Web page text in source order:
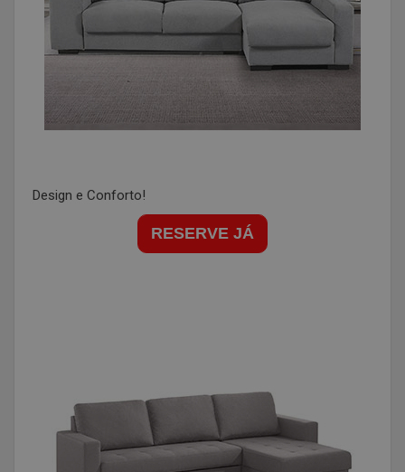
Design e Conforto!
RESERVE JÁ